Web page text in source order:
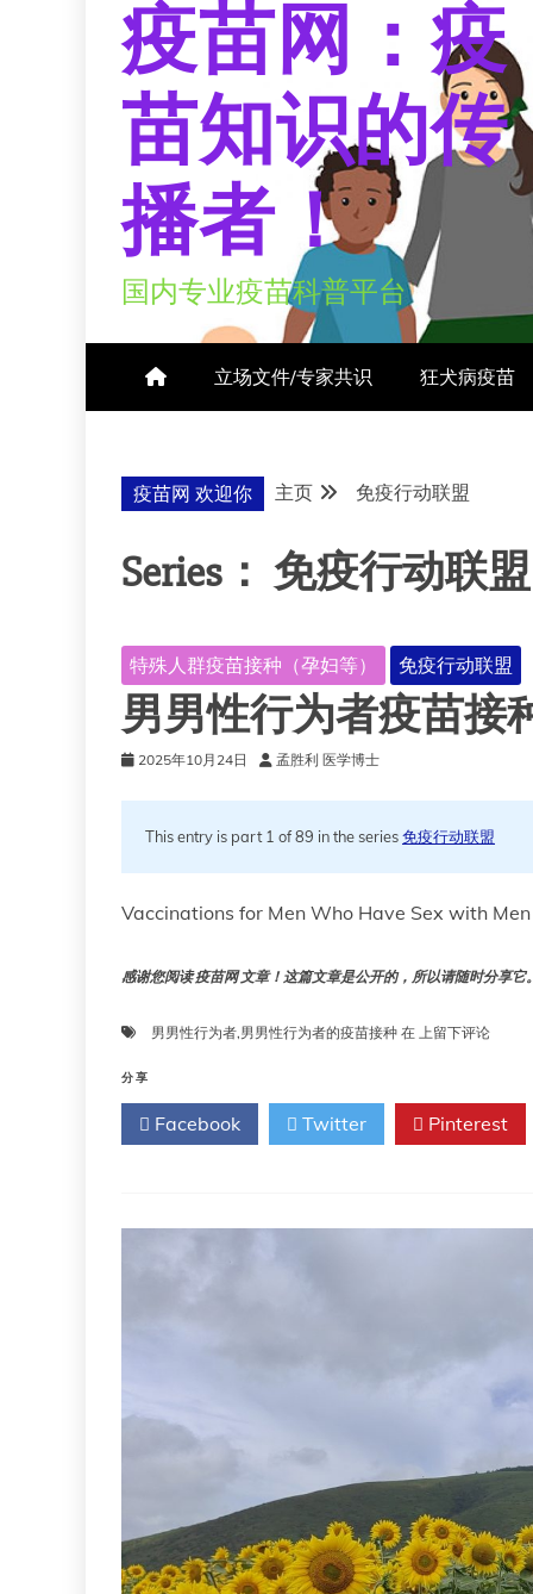
疫苗网：疫
苗知识的传
播者！
国内专业疫苗科普平台
立场文件/专家共识 狂犬病疫苗
疫苗网 欢迎你 主页 免疫行动联盟
Series：免疫行动联盟
特殊人群疫苗接种（孕妇等） 免疫行动联盟
男男性行为者疫苗接
2025年10月24日 孟胜利 医学博士
This entry is part 1 of 89 in the series免疫行动联盟
Vaccinations for Men Who Have Sex with Men
感谢您阅读 疫苗网 文章！这篇文章是公开的，所以请随时分享
男男性行为者,男男性行为者的疫苗接种 在 男
行
为
者
上留下评论
分享
Facebook Twitter Pinterest